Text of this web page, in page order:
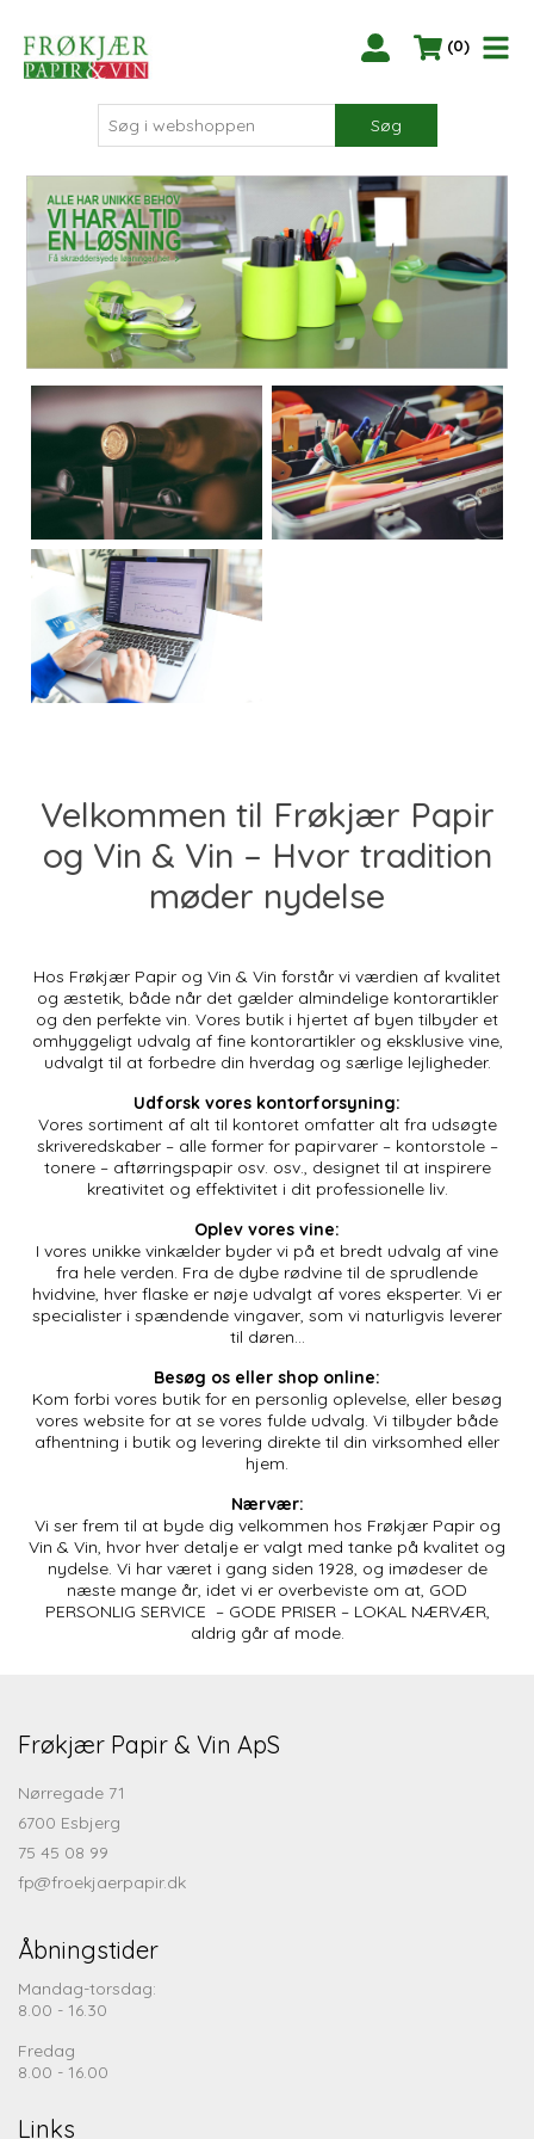
(0)
Søg
Velkommen til Frøkjær Papir
og Vin & Vin – Hvor tradition
møder nydelse
Hos Frøkjær Papir og Vin & Vin forstår vi værdien af kvalitet
og æstetik, både når det gælder almindelige kontorartikler
og den perfekte vin. Vores butik i hjertet af byen tilbyder et
omhyggeligt udvalg af fine kontorartikler og eksklusive vine,
udvalgt til at forbedre din hverdag og særlige lejligheder.
Udforsk vores kontorforsyning:
Vores sortiment af alt til kontoret omfatter alt fra udsøgte
skriveredskaber – alle former for papirvarer – kontorstole –
tonere – aftørringspapir osv. osv., designet til at inspirere
kreativitet og effektivitet i dit professionelle liv.
Oplev vores vine:
I vores unikke vinkælder byder vi på et bredt udvalg af vine
fra hele verden. Fra de dybe rødvine til de sprudlende
hvidvine, hver flaske er nøje udvalgt af vores eksperter. Vi er
specialister i spændende vingaver, som vi naturligvis leverer
til døren…
Besøg os eller shop online:
Kom forbi vores butik for en personlig oplevelse, eller besøg
vores website for at se vores fulde udvalg. Vi tilbyder både
afhentning i butik og levering direkte til din virksomhed eller
hjem.
Nærvær:
Vi ser frem til at byde dig velkommen hos Frøkjær Papir og
Vin & Vin, hvor hver detalje er valgt med tanke på kvalitet og
nydelse. Vi har været i gang siden 1928, og imødeser de
næste mange år, idet vi er overbeviste om at, GOD
PERSONLIG SERVICE – GODE PRISER – LOKAL NÆRVÆR,
aldrig går af mode.
Frøkjær Papir & Vin ApS
Nørregade 71
6700 Esbjerg
75 45 08 99
fp@froekjaerpapir.dk
Åbningstider
Mandag-torsdag:
8.00 - 16.30
Fredag
8.00 - 16.00
Links